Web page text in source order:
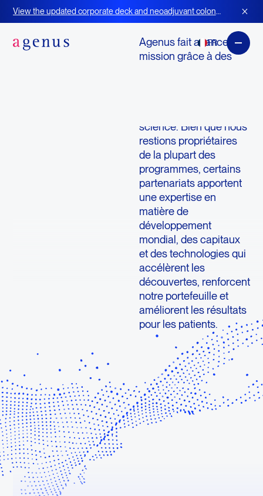
mondiaux
Agenus fait avancer sa
mission grâce à des
science. Bien que nous
restions propriétaires
de la plupart des
programmes, certains
partenariats apportent
une expertise en
matière de
développement
mondial, des capitaux
et des technologies qui
accélèrent les
découvertes, renforcent
notre portefeuille et
améliorent les résultats
pour les patients.
View the updated corporate deck and neoadjuvant colon
cancer strategy for BOT+BAL
FR